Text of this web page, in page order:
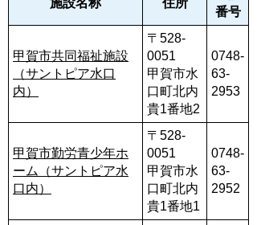
施設名称 住所
番号
甲賀市共同福祉施設
（サントピア水口
内）
〒528-
0051
甲賀市水
口町北内
貴1番地2
0748-
63-
2953
甲賀市勤労青少年ホ
ーム（サントピア水
口内）
〒528-
0051
甲賀市水
口町北内
貴1番地1
0748-
63-
2952